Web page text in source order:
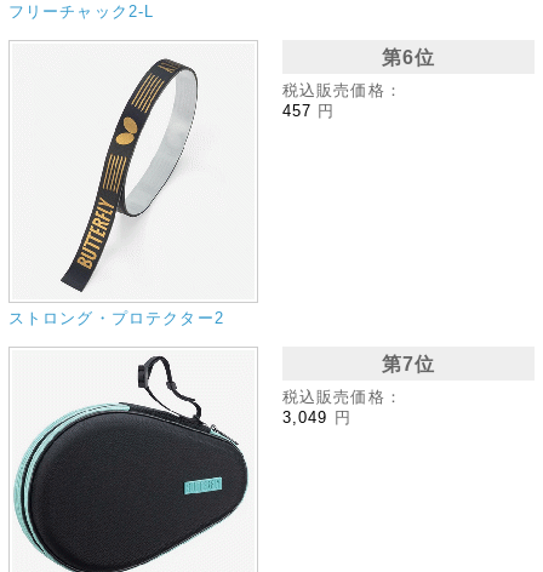
フリーチャック2‐L
第6位
税込販売価格：
457 円
ストロング・プロテクター2
第7位
税込販売価格：
3,049 円